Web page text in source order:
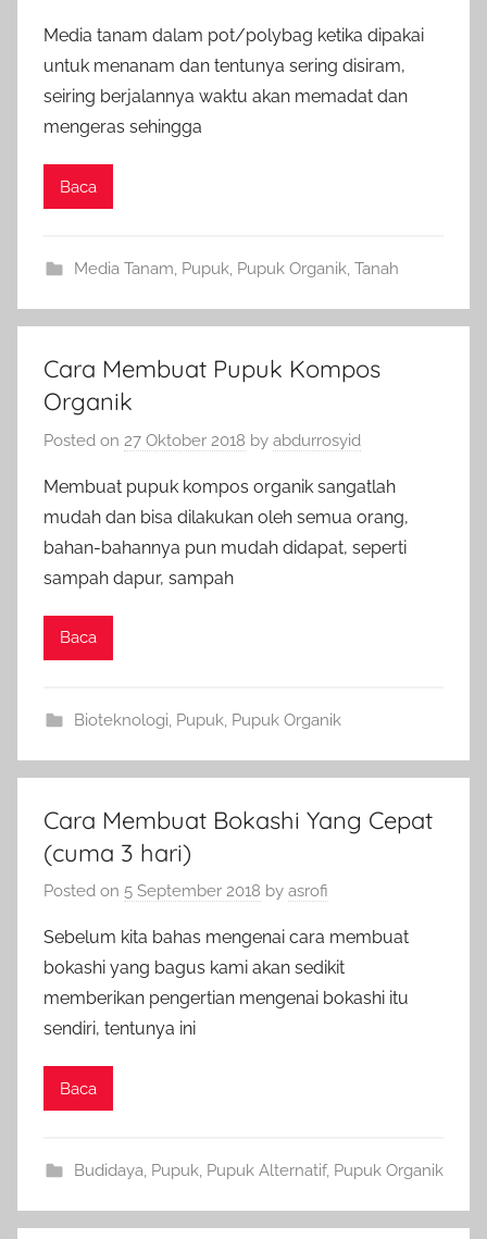
Media tanam dalam pot/polybag ketika dipakai
untuk menanam dan tentunya sering disiram,
seiring berjalannya waktu akan memadat dan
mengeras sehingga
Baca
Media Tanam, Pupuk, Pupuk Organik, Tanah
Cara Membuat Pupuk Kompos
Organik
Posted on 27 Oktober 2018 by abdurrosyid
Membuat pupuk kompos organik sangatlah
mudah dan bisa dilakukan oleh semua orang,
bahan-bahannya pun mudah didapat, seperti
sampah dapur, sampah
Baca
Bioteknologi Pupuk, Pupuk Organik
Cara Membuat Bokashi Yang Cepat
(cuma 3 hari)
Posted on 5 September 2018 by asrofi
Sebelum kita bahas mengenai cara membuat
bokashi yang bagus kami akan sedikit
memberikan pengertian mengenai bokashi itu
sendiri, tentunya ini
Baca
Budidaya, Pupuk, Pupuk Alternatif, Pupuk Organik